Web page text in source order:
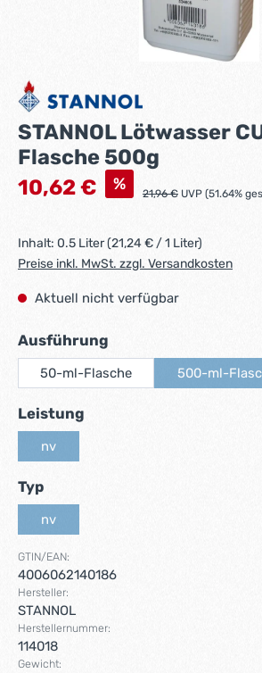
STANNOL Lötwasser
Flasche 500g
Verkaufspreis:
10,62 € % Regulärer Preis:
21,96 € UVP (51.64%
Inhalt: 0.5 Liter(21,24 € / 1 Liter)
Preise inkl. MwSt. zzgl. Versandkosten
Aktuell nicht verfügbar
Ausführung
50-ml-Flasche 500-ml-
Leistung
nv
Typauswählen
nv
GTIN/EAN:
4006062140186
Hersteller:
STANNOL
Herstellernummer:
114018
Gewicht: